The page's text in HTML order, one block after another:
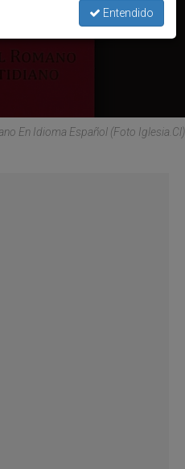
en guaraní
En Idioma Español (Foto Iglesia.cl)
Entendido